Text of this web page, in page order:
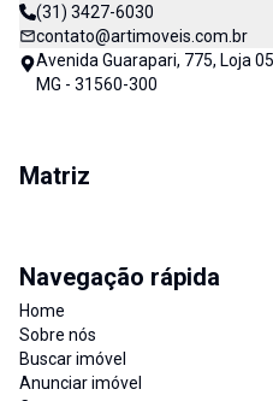
(31) 3427-6030
contato@artimoveis.com.br
Avenida Guarapari, 775, Loja
MG - 31560-300
Matriz
Navegação rápida
Home
Sobre nós
Buscar imóvel
Anunciar imóvel